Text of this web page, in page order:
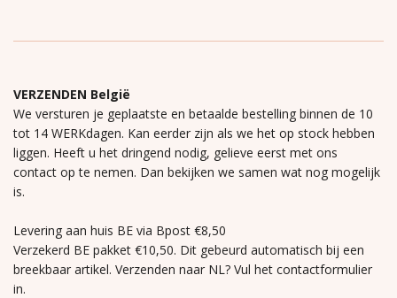
VERZENDEN België
We versturen je geplaatste en betaalde bestelling binnen de 10
tot 14 WERKdagen. Kan eerder zijn als we het op stock hebben
liggen. Heeft u het dringend nodig, gelieve eerst met ons
contact op te nemen. Dan bekijken we samen wat nog mogelijk
is.
Levering aan huis BE via Bpost €8,50
Verzekerd BE pakket €10,50. Dit gebeurd automatisch bij een
breekbaar artikel. Verzenden naar NL? Vul het contactformulier
in.